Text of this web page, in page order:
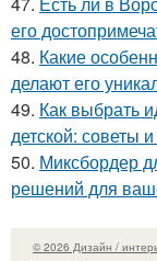
его
48. Какие
делают его
49. Как выбрать
детской: советы
50. Миксбордер
решений для
© 2026 Дизайн /